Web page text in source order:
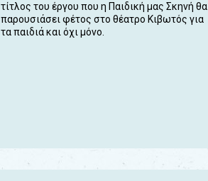
τίτλος του έργου που η Παιδική μας Σκηνή θα
παρουσιάσει φέτος στο θέατρο Κιβωτός για
τα παιδιά και όχι μόνο.